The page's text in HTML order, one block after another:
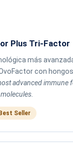
Plus Tri-Factor
más
con
advanced immune
Seller